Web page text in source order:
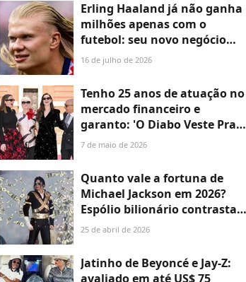
Erling Haaland já não ganha
milhões apenas com o
futebol: seu novo negócio
também contribui para
definir seu estilo pessoal
16 de julho de 2026
Tenho 25 anos de atuação no
mercado financeiro e
garanto: 'O Diabo Veste Prada
2' tem 5 preciosas lições sobre
todo mundo notou
7 de maio de 2026
Quanto vale a fortuna de
Michael Jackson em 2026?
Espólio bilionário contrasta
com dívida milionária
25 de abril de 2026
Jatinho de Beyoncé e Jay-Z:
avaliado em até US$ 75